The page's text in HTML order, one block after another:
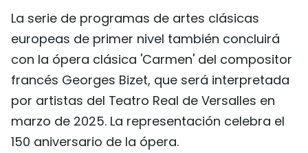
La serie de programas de artes clásicas
europeas de primer nivel también concluirá
con la ópera clásica 'Carmen' del compositor
francés Georges Bizet, que será interpretada
por artistas del Teatro Real de Versalles en
marzo de 2025. La representación celebra el
150 aniversario de la ópera.